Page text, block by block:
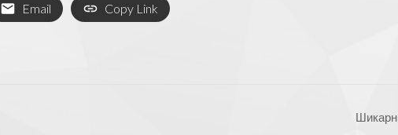
Email Copy Link